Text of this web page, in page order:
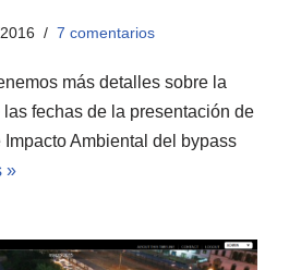
7 comentarios
más detalles sobre la
fechas de la presentación de
Impacto Ambiental del bypass
»